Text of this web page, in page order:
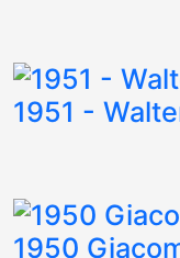
1951 -
1950